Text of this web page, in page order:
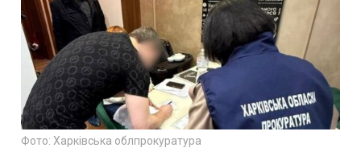
Фото: Харківська облпрокуратура